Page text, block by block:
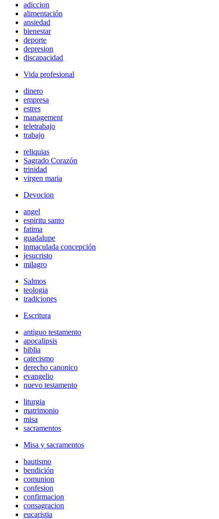
adiccion
alimentación
ansiedad
bienestar
deporte
depresion
discapacidad
Vida profesional
dinero
empresa
estres
management
teletrabajo
trabajo
reliquias
Sagrado Corazón
trinidad
virgen maria
Devocion
angel
espiritu santo
fatima
guadalupe
inmaculada concepción
jesucristo
milagro
Salmos
teologia
tradiciones
Escritura
antiguo testamento
apocalipsis
biblia
catecismo
derecho canonico
evangelio
nuevo testamento
liturgia
matrimonio
misa
sacramentos
Misa y sacramentos
bautismo
bendición
comunion
confesion
confirmacion
consagracion
eucaristia